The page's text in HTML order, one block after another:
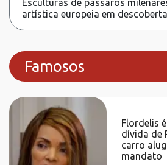
Esculturas de pássaros
artística europeia em
Famosos
Flordelis
dívida de
carro
mandato